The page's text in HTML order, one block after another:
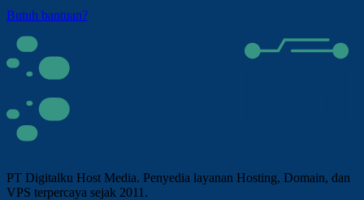
Butuh bantuan?
PT Digitalku Host Media. Penyedia layanan Hosting, Domain, dan
VPS terpercaya sejak 2011.